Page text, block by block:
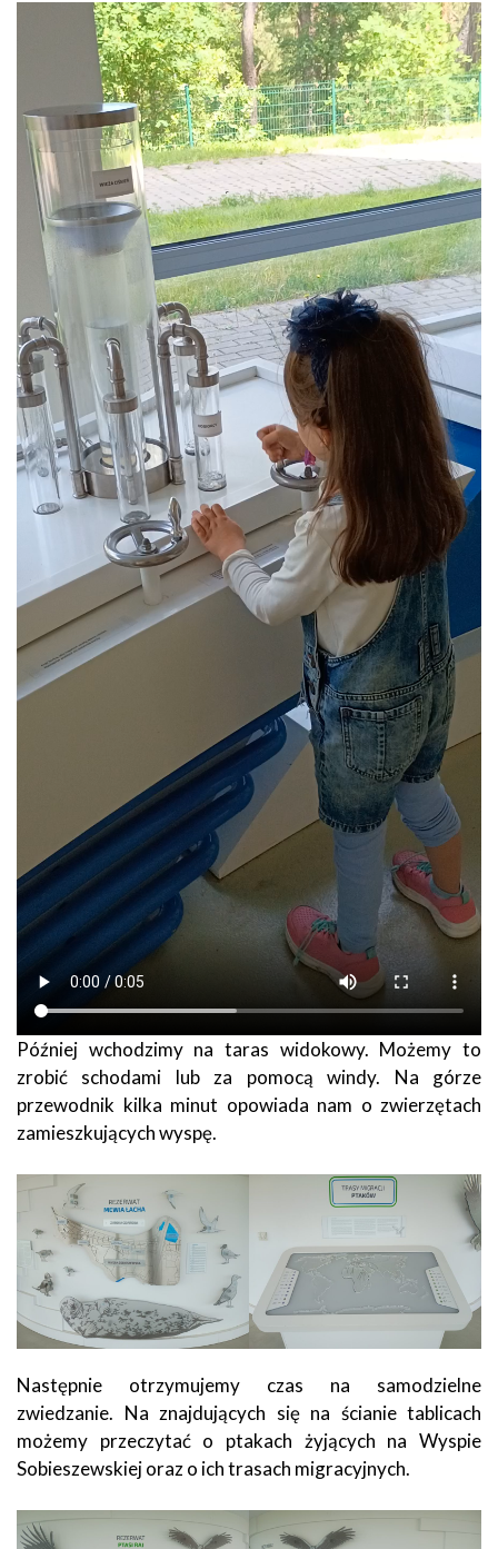
Później wchodzimy na taras widokowy. Możemy to
zrobić schodami lub za pomocą windy. Na górze
przewodnik kilka minut opowiada nam o zwierzętach
zamieszkujących wyspę.
Następnie otrzymujemy czas na samodzielne
zwiedzanie. Na znajdujących się na ścianie tablicach
możemy przeczytać o ptakach żyjących na Wyspie
Sobieszewskiej oraz o ich trasach migracyjnych.